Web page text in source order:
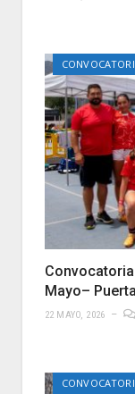
Mayo–
22 MAYO, 2026